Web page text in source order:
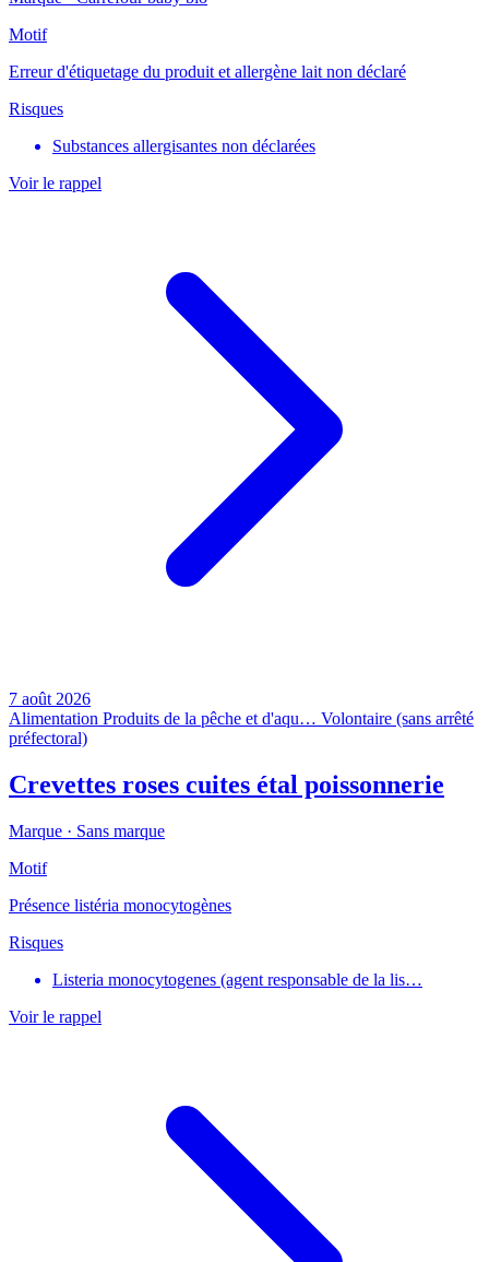
Motif
Erreur d'étiquetage du produit et allergène lait non déclaré
Risques
Substances allergisantes non déclarées
Voir le rappel
7 août 2026
Alimentation Produits de la pêche et d'aqu… Volontaire (sans arrêté
préfectoral)
Crevettes roses cuites étal poissonnerie
Marque · Sans marque
Motif
Présence listéria monocytogènes
Risques
Listeria monocytogenes (agent responsable de la lis…
Voir le rappel